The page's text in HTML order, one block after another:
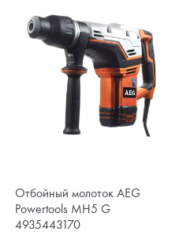
Отбойный молоток AEG
Powertools MH5 G
4935443170